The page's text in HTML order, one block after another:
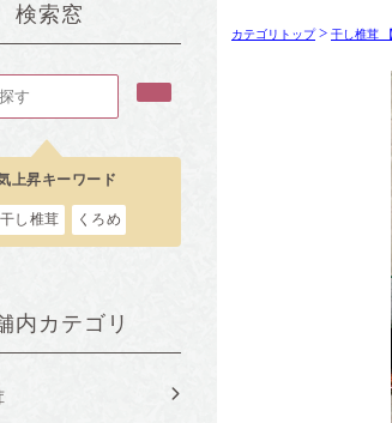
カテゴリトップ> 干し椎茸